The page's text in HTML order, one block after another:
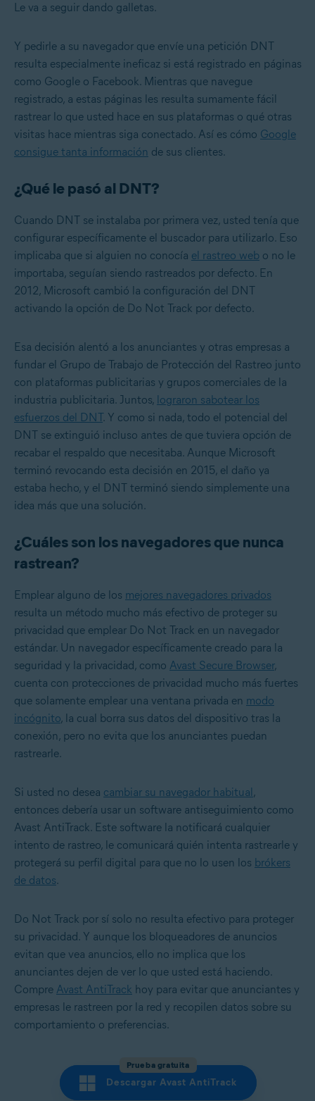
Le va a seguir dando galletas.
Y pedirle a su navegador que envíe una petición DNT
resulta especialmente ineficaz si está registrado en páginas
como Google o Facebook. Mientras que navegue
registrado, a estas páginas les resulta sumamente fácil
rastrear lo que usted hace en sus plataformas o qué otras
visitas hace mientras siga conectado. Así es cómo Google
consigue tanta información de sus clientes.
¿Qué le pasó al DNT?
Cuando DNT se instalaba por primera vez, usted tenía que
configurar específicamente el buscador para utilizarlo. Eso
implicaba que si alguien no conocía el rastreo web o no le
importaba, seguían siendo rastreados por defecto. En
2012, Microsoft cambió la configuración del DNT
activando la opción de Do Not Track por defecto.
Esa decisión alentó a los anunciantes y otras empresas a
fundar el Grupo de Trabajo de Protección del Rastreo junto
con plataformas publicitarias y grupos comerciales de la
industria publicitaria. Juntos, lograron sabotear los
esfuerzos del DNT. Y como si nada, todo el potencial del
DNT se extinguió incluso antes de que tuviera opción de
recabar el respaldo que necesitaba. Aunque Microsoft
terminó revocando esta decisión en 2015, el daño ya
estaba hecho, y el DNT terminó siendo simplemente una
idea más que una solución.
¿Cuáles son los navegadores que nunca
rastrean?
Emplear alguno de los mejores navegadores privados
resulta un método mucho más efectivo de proteger su
privacidad que emplear Do Not Track en un navegador
estándar. Un navegador específicamente creado para la
seguridad y la privacidad, como Avast Secure Browser,
cuenta con protecciones de privacidad mucho más fuertes
que solamente emplear una ventana privada en modo
incógnito, la cual borra sus datos del dispositivo tras la
conexión, pero no evita que los anunciantes puedan
rastrearle.
Si usted no desea cambiar su navegador habitual ,
entonces debería usar un software antiseguimiento como
Avast AntiTrack. Este software la notificará cualquier
intento de rastreo, le comunicará quién intenta rastrearle y
protegerá su perfil digital para que no lo usen los brókers
de datos.
Do Not Track por sí solo no resulta efectivo para proteger
su privacidad. Y aunque los bloqueadores de anuncios
evitan que vea anuncios, ello no implica que los
anunciantes dejen de ver lo que usted está haciendo.
Compre Avast AntiTrack hoy para evitar que anunciantes y
empresas le rastreen por la red y recopilen datos sobre su
comportamiento o preferencias.
Prueba gratuita
Descargar Avast AntiTrack